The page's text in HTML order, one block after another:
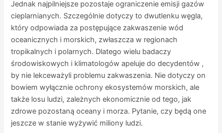
Jednak najpilniejsze pozostaje ograniczenie emisji gazów
cieplarnianych. Szczególnie dotyczy to dwutlenku węgla,
który odpowiada za postępujące zakwaszenie wód
oceanicznych i morskich, zwłaszcza w regionach
tropikalnych i polarnych. Dlatego wielu badaczy
środowiskowych i klimatologów apeluje do decydentów ,
by nie lekceważyli problemu zakwaszenia. Nie dotyczy on
bowiem wyłącznie ochrony ekosystemów morskich, ale
także losu ludzi, zależnych ekonomicznie od tego, jak
zdrowe pozostaną oceany i morza. Pytanie, czy będą one
jeszcze w stanie wyżywić miliony ludzi.